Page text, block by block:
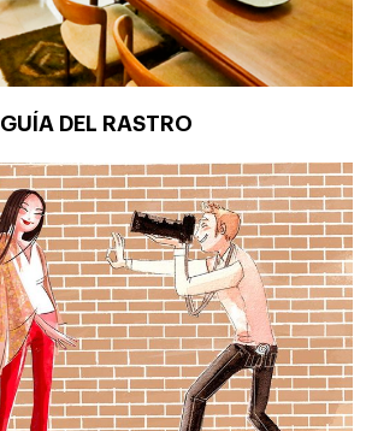
GUÍA DEL RASTRO